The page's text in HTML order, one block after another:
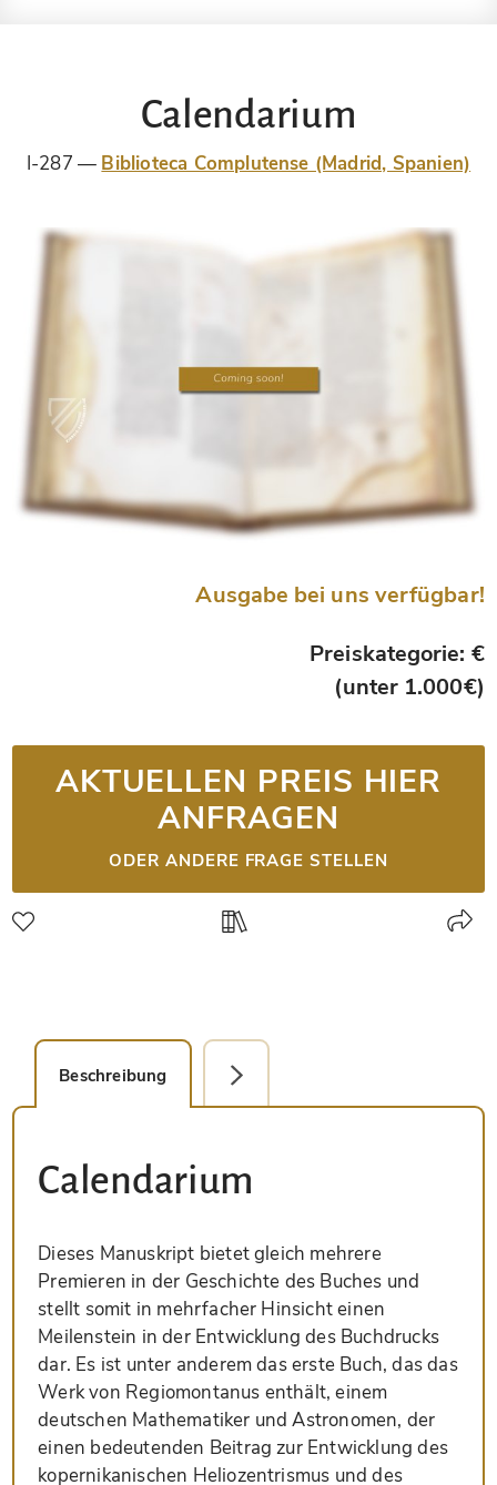
Calendarium
I-287 Biblioteca Complutense (Madrid, Spanien)
Ausgabe bei uns verfügbar!
Preiskategorie: €
(unter 1.000€)
AKTUELLEN PREIS HIER
ANFRAGEN
ODER ANDERE FRAGE STELLEN
Beschreibung Faksimile-Editionen (1)
Calendarium
Dieses Manuskript bietet gleich mehrere
Premieren in der Geschichte des Buches und
stellt somit in mehrfacher Hinsicht einen
Meilenstein in der Entwicklung des Buchdrucks
dar. Es ist unter anderem das erste Buch, das das
Werk von Regiomontanus enthält, einem
deutschen Mathematiker und Astronomen, der
einen bedeutenden Beitrag zur Entwicklung des
kopernikanischen Heliozentrismus und des